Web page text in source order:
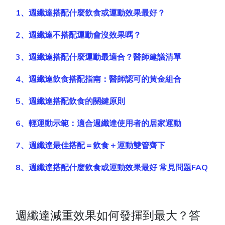
1、週纖達搭配什麼飲食或運動效果最好？
2、週纖達不搭配運動會沒效果嗎？
3、週纖達搭配什麼運動最適合？醫師建議清單
4、週纖達飲食搭配指南：醫師認可的黃金組合
5、週纖達搭配飲食的關鍵原則
6、輕運動示範：適合週纖達使用者的居家運動
7、週纖達最佳搭配＝飲食＋運動雙管齊下
8、週纖達搭配什麼飲食或運動效果最好 常見問題FAQ
週纖達減重效果如何發揮到最大？答